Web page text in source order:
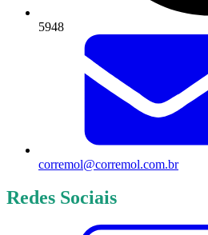
5948
corremol@corremol.com.br
Redes Sociais